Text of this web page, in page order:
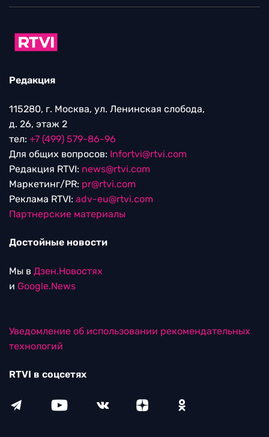
Редакция
115280, г. Москва, ул. Ленинская слобода,
д. 26, этаж 2
тел: +7 (499) 579-86-96
Для общих вопросов: Infortvi@rtvi.com
Редакция RTVI: news@rtvi.com
Маркетинг/PR: pr@rtvi.com
Реклама RTVI: adv-eu@rtvi.com
Партнерские материалы
Достойные новости
Мы в Дзен.Новостях
и Google.News
Уведомление об использовании рекомендательных
технологий
RTVI в соцсетях